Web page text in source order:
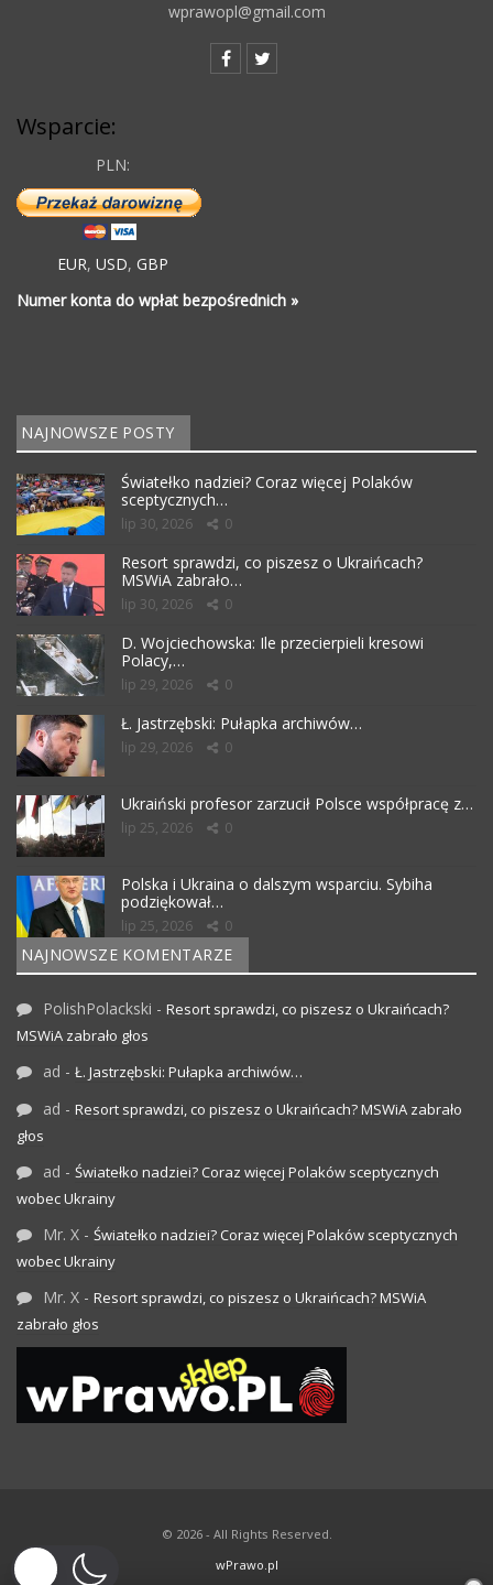
wprawopl@gmail.com
Wsparcie:
PLN:
EUR, USD, GBP
Numer konta do wpłat bezpośrednich »
NAJNOWSZE POSTY
Światełko nadziei? Coraz więcej Polaków
sceptycznych…
lip 30, 2026 0
Resort sprawdzi, co piszesz o Ukraińcach?
MSWiA zabrało…
lip 30, 2026 0
D. Wojciechowska: Ile przecierpieli kresowi
Polacy,…
lip 29, 2026 0
Ł. Jastrzębski: Pułapka archiwów…
lip 29, 2026 0
Ukraiński profesor zarzucił Polsce współpracę z…
lip 25, 2026 0
Polska i Ukraina o dalszym wsparciu. Sybiha
podziękował…
lip 25, 2026 0
NAJNOWSZE KOMENTARZE
PolishPolackski - Resort sprawdzi, co piszesz o Ukraińcach?
MSWiA zabrało głos
ad - Ł. Jastrzębski: Pułapka archiwów…
ad - Resort sprawdzi, co piszesz o Ukraińcach? MSWiA zabrało
głos
ad - Światełko nadziei? Coraz więcej Polaków sceptycznych
wobec Ukrainy
Mr. X - Światełko nadziei? Coraz więcej Polaków sceptycznych
wobec Ukrainy
Mr. X - Resort sprawdzi, co piszesz o Ukraińcach? MSWiA
zabrało głos
© 2026 - All Rights Reserved.
wPrawo.pl